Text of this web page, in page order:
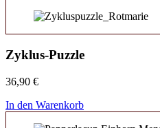
Zyklus-Puzzle
36,90 €
In den Warenkorb